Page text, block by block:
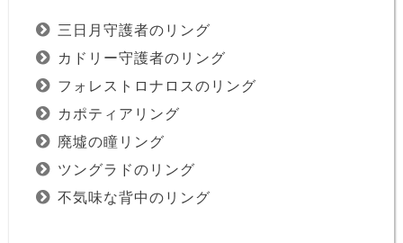
三日月守護者のリング
カドリー守護者のリング
フォレストロナロスのリング
カポティアリング
廃墟の瞳リング
ツングラドのリング
不気味な背中のリング